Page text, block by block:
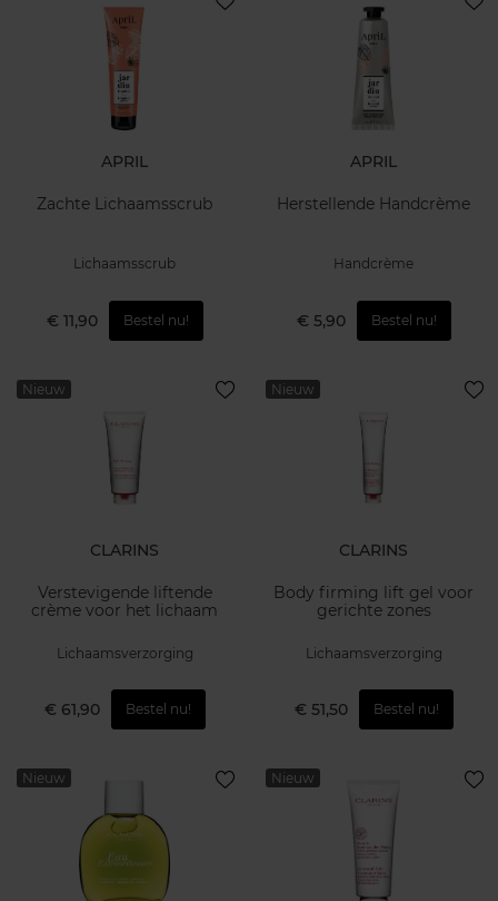
APRIL
Zachte Lichaamsscrub
Lichaamsscrub
€ 11,90 Bestel nu!
APRIL
Herstellende Handcrème
Handcrème
€ 5,90 Bestel nu!
Nieuw
CLARINS
Verstevigende liftende
crème voor het lichaam
Lichaamsverzorging
€ 61,90 Bestel nu!
Nieuw
CLARINS
Body firming lift gel voor
gerichte zones
Lichaamsverzorging
€ 51,50 Bestel nu!
Nieuw Nieuw